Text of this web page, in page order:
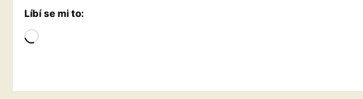
Líbí se mi to:
Načítání…